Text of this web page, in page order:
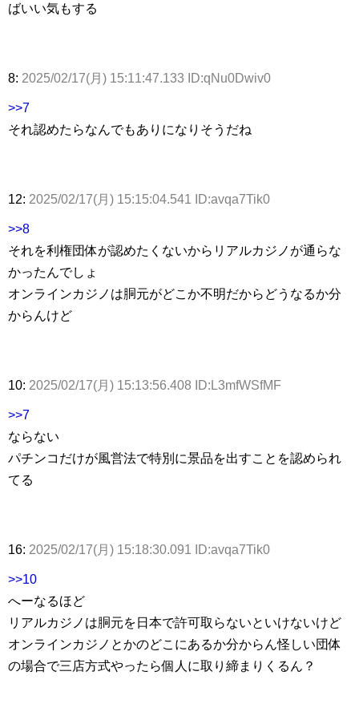
ばいい気もする
8: 2025/02/17(月) 15:11:47.133 ID:qNu0Dwiv0
>>7
それ認めたらなんでもありになりそうだね
12: 2025/02/17(月) 15:15:04.541 ID:avqa7Tik0
>>8
それを利権団体が認めたくないからリアルカジノが通らな
かったんでしょ
オンラインカジノは胴元がどこか不明だからどうなるか分
からんけど
10: 2025/02/17(月) 15:13:56.408 ID:L3mfWSfMF
>>7
ならない
パチンコだけが風営法で特別に景品を出すことを認められ
てる
16: 2025/02/17(月) 15:18:30.091 ID:avqa7Tik0
>>10
へーなるほど
リアルカジノは胴元を日本で許可取らないといけないけど
オンラインカジノとかのどこにあるか分からん怪しい団体
の場合で三店方式やったら個人に取り締まりくるん？